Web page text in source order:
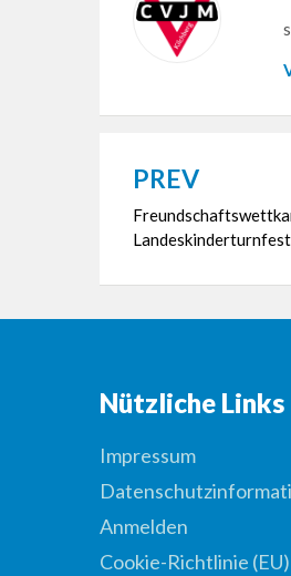
PREV
Landeskinderturnfest
Nützliche Links
Impressum
Anmelden
Cookie-Richtlinie (EU)